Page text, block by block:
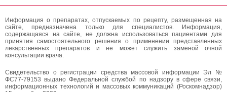
Информация о препаратах, отпускаемых по рецепту, размещенная на
сайте, предназначена только для специалистов. Информация,
содержащаяся на сайте, не должна использоваться пациентами для
принятия самостоятельного решения о применении представленных
лекарственных препаратов и не может служить заменой очной
консультации врача.
Свидетельство о регистрации средства массовой информации Эл №
ФС77-79153 выдано Федеральной службой по надзору в сфере связи,
информационных технологий и массовых коммуникаций (Роскомнадзор)